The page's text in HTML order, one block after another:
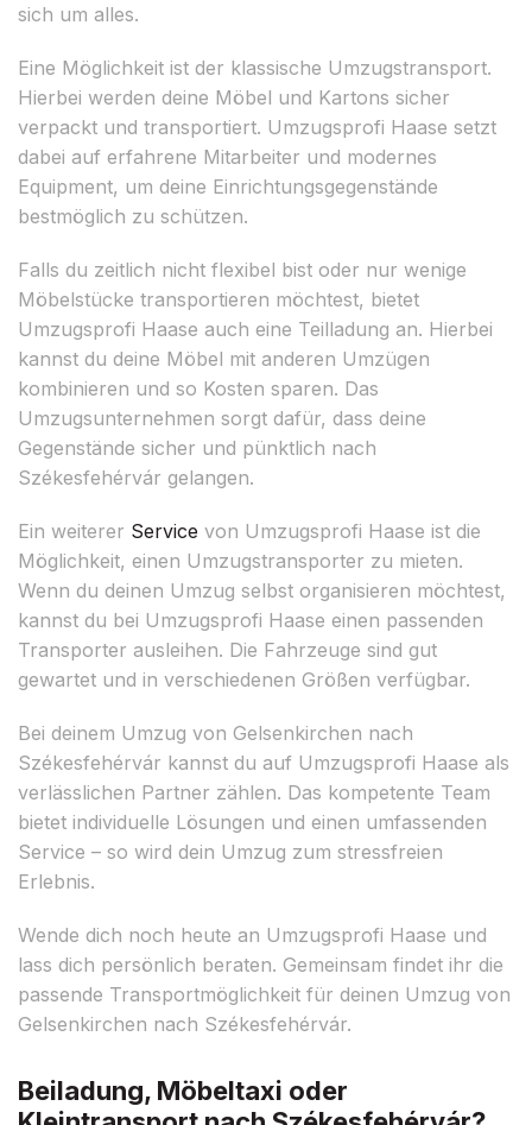
sich um alles.
Eine Möglichkeit ist der klassische Umzugstransport.
Hierbei werden deine Möbel und Kartons sicher
verpackt und transportiert. Umzugsprofi Haase setzt
dabei auf erfahrene Mitarbeiter und modernes
Equipment, um deine Einrichtungsgegenstände
bestmöglich zu schützen.
Falls du zeitlich nicht flexibel bist oder nur wenige
Möbelstücke transportieren möchtest, bietet
Umzugsprofi Haase auch eine Teilladung an. Hierbei
kannst du deine Möbel mit anderen Umzügen
kombinieren und so Kosten sparen. Das
Umzugsunternehmen sorgt dafür, dass deine
Gegenstände sicher und pünktlich nach
Székesfehérvár gelangen.
Ein weiterer Service von Umzugsprofi Haase ist die
Möglichkeit, einen Umzugstransporter zu mieten.
Wenn du deinen Umzug selbst organisieren möchtest,
kannst du bei Umzugsprofi Haase einen passenden
Transporter ausleihen. Die Fahrzeuge sind gut
gewartet und in verschiedenen Größen verfügbar.
Bei deinem Umzug von Gelsenkirchen nach
Székesfehérvár kannst du auf Umzugsprofi Haase als
verlässlichen Partner zählen. Das kompetente Team
bietet individuelle Lösungen und einen umfassenden
Service – so wird dein Umzug zum stressfreien
Erlebnis.
Wende dich noch heute an Umzugsprofi Haase und
lass dich persönlich beraten. Gemeinsam findet ihr die
passende Transportmöglichkeit für deinen Umzug von
Gelsenkirchen nach Székesfehérvár.
Beiladung, Möbeltaxi oder